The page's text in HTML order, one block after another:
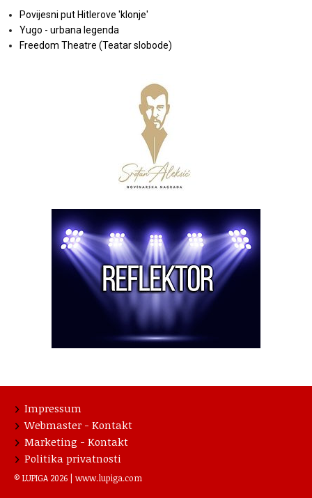
Povijesni put Hitlerove 'klonje'
Yugo - urbana legenda
Freedom Theatre (Teatar slobode)
Impressum
Webmaster - Kontakt
Marketing - Kontakt
Politika privatnosti
© LUPIGA 2026 | www.lupiga.com